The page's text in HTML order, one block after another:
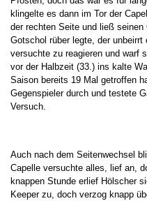
klingelte es dann im Tor der
der rechten Seite und ließ
Gotschol rüber legte, der
versuchte zu reagieren und warf
vor der Halbzeit (33.) ins kalte
Saison bereits 19 Mal getroffen
Gegenspieler durch und testete
Versuch.
Auch nach dem Seitenwechsel
Capelle versuchte alles, lief an,
knappen Stunde erlief Hölscher
Keeper zu, doch verzog knapp